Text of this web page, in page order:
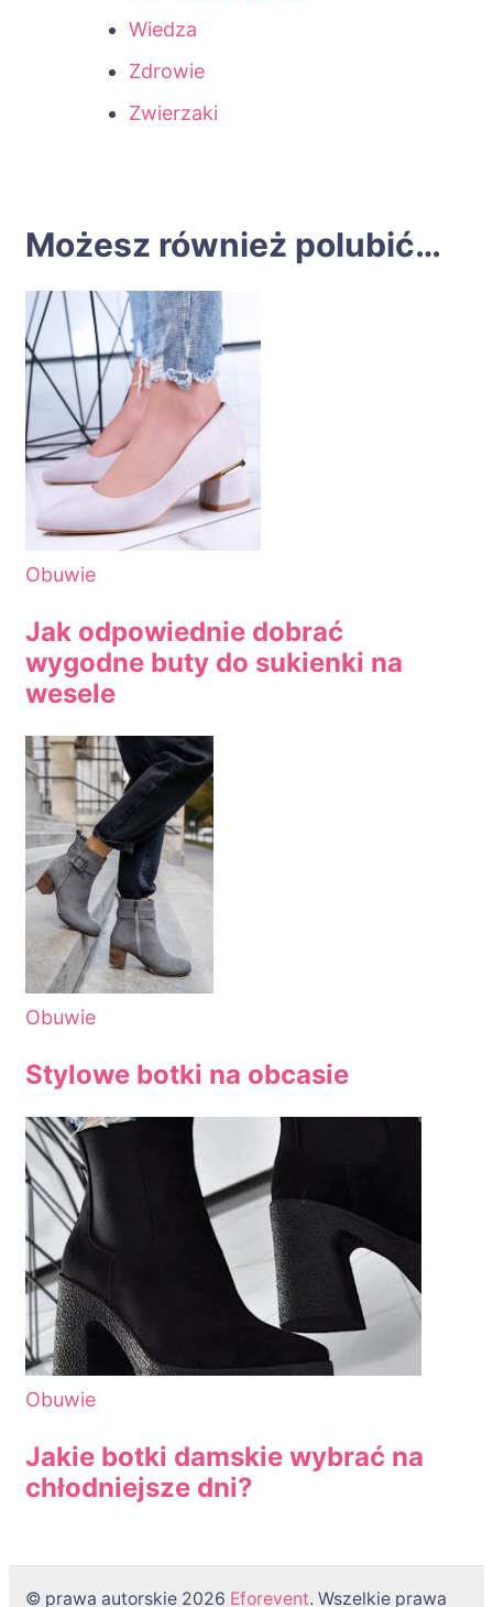
Wiedza
Zdrowie
Zwierzaki
Możesz również polubić…
Obuwie
Jak odpowiednie dobrać
wygodne buty do sukienki na
wesele
Obuwie
Stylowe botki na obcasie
Obuwie
Jakie botki damskie wybrać na
chłodniejsze dni?
© prawa autorskie 2026 Eforevent. Wszelkie prawa